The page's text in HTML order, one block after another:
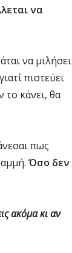
να
να μιλήσει
πιστεύει
το κάνει, θα
πως
Όσο δεν
ακόμα κι αν